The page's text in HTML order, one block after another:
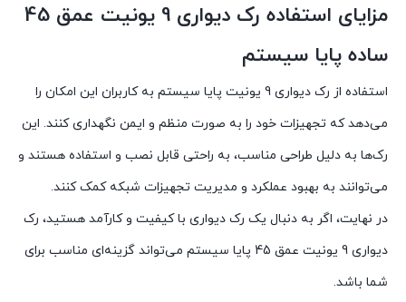
مزایای استفاده رک دیواری 9 یونیت عمق 45
ساده پایا سیستم
استفاده از رک دیواری 9 یونیت پایا سیستم به کاربران این امکان را
می‌دهد که تجهیزات خود را به صورت منظم و ایمن نگهداری کنند. این
رک‌ها به دلیل طراحی مناسب، به راحتی قابل نصب و استفاده هستند و
می‌توانند به بهبود عملکرد و مدیریت تجهیزات شبکه کمک کنند.
در نهایت، اگر به دنبال یک رک دیواری با کیفیت و کارآمد هستید، رک
دیواری 9 یونیت عمق 45 پایا سیستم می‌تواند گزینه‌ای مناسب برای
شما باشد.